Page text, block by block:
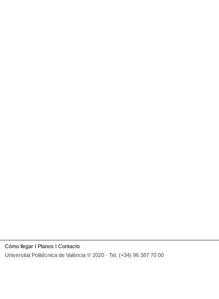
Cómo llegar I Planos I Contacto
Universitat Politècnica de València © 2020 · Tel. (+34) 96 387 70 00